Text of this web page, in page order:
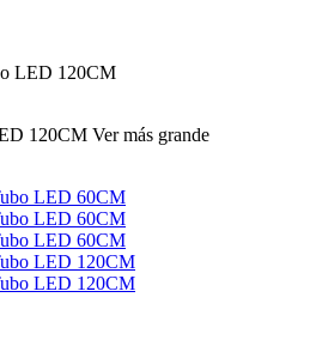
LED 120CM
Ver más grande